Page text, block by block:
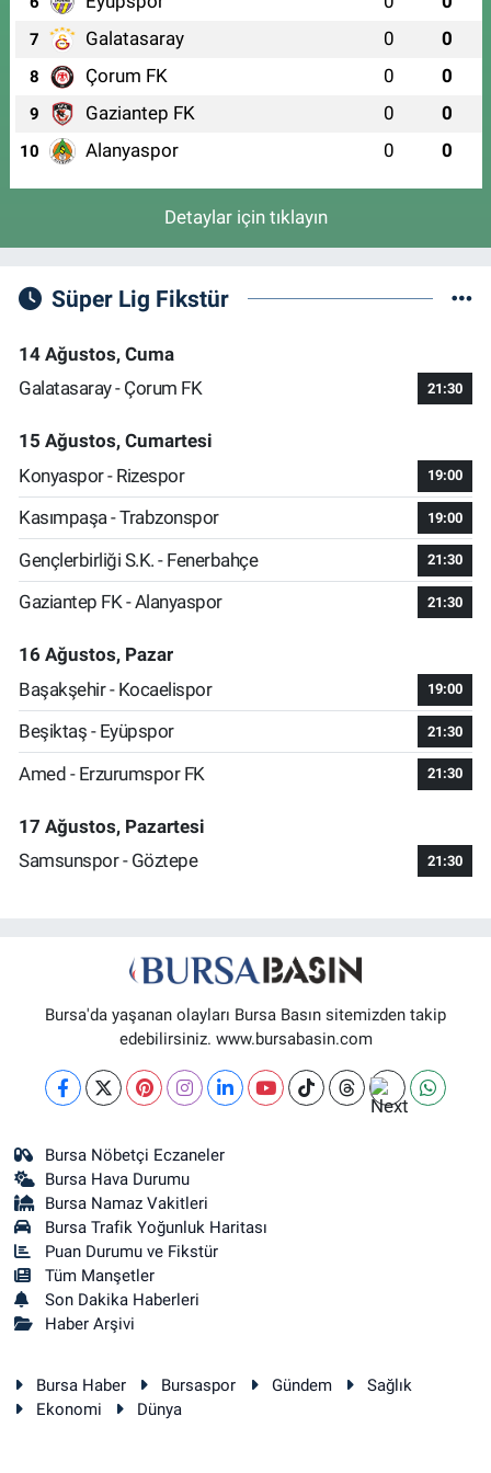
7 Galatasaray 0 0
8 Çorum FK 0 0
9 Gaziantep FK 0 0
10 Alanyaspor 0 0
Detaylar için tıklayın
Süper Lig Fikstür
14 Ağustos, Cuma
Galatasaray - Çorum FK
21:30
15 Ağustos, Cumartesi
Konyaspor - Rizespor
19:00
Kasımpaşa - Trabzonspor 19:00
Gençlerbirliği S.K. - Fenerbahçe 21:30
Gaziantep FK - Alanyaspor 21:30
16 Ağustos, Pazar
Başakşehir - Kocaelispor
19:00
Beşiktaş - Eyüpspor 21:30
Amed - Erzurumspor FK 21:30
17 Ağustos, Pazartesi
Samsunspor - Göztepe
21:30
Bursa'da yaşanan olayları Bursa Basın sitemizden takip
edebilirsiniz. www.bursabasin.com
Bursa Nöbetçi Eczaneler
Bursa Hava Durumu
Bursa Namaz Vakitleri
Bursa Trafik Yoğunluk Haritası
Puan Durumu ve Fikstür
Tüm Manşetler
Son Dakika Haberleri
Haber Arşivi
Bursa Haber Bursaspor Gündem
Sağlık
Ekonomi
Dünya